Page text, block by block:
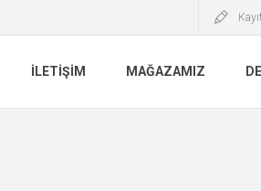
İLETIŞIM MAĞAZAMIZ